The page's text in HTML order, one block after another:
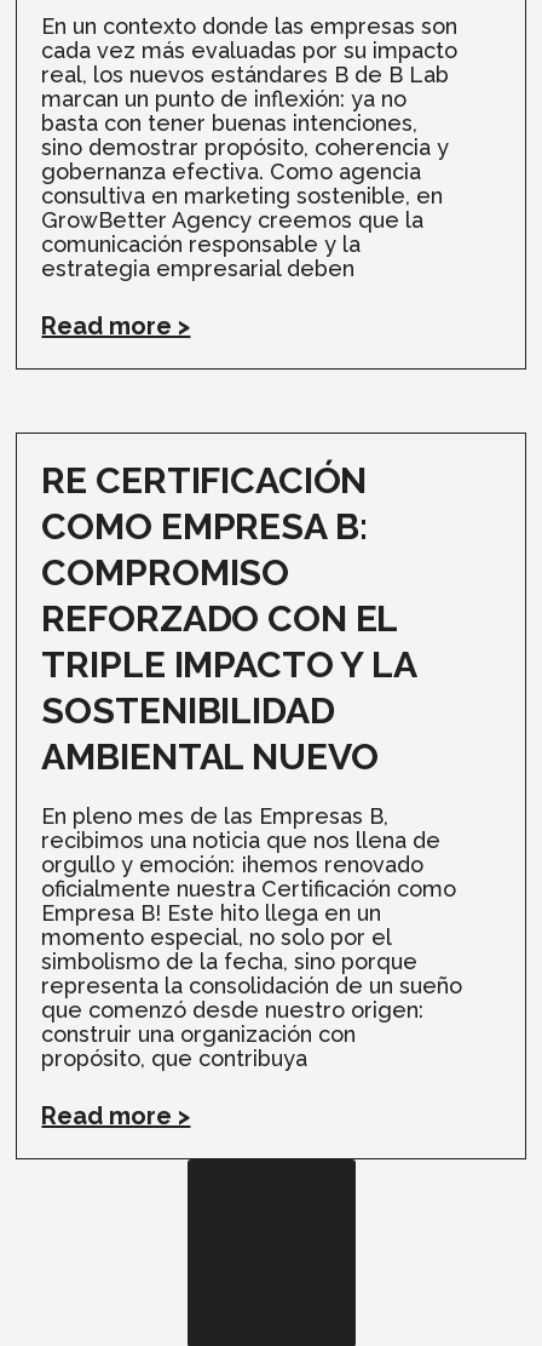
En un contexto donde las empresas son
cada vez más evaluadas por su impacto
real, los nuevos estándares B de B Lab
marcan un punto de inflexión: ya no
basta con tener buenas intenciones,
sino demostrar propósito, coherencia y
gobernanza efectiva. Como agencia
consultiva en marketing sostenible, en
GrowBetter Agency creemos que la
comunicación responsable y la
estrategia empresarial deben
Read more >
RE CERTIFICACIÓN
COMO EMPRESA B:
COMPROMISO
REFORZADO CON EL
TRIPLE IMPACTO Y LA
SOSTENIBILIDAD
AMBIENTAL NUEVO
En pleno mes de las Empresas B,
recibimos una noticia que nos llena de
orgullo y emoción: ¡hemos renovado
oficialmente nuestra Certificación como
Empresa B! Este hito llega en un
momento especial, no solo por el
simbolismo de la fecha, sino porque
representa la consolidación de un sueño
que comenzó desde nuestro origen:
construir una organización con
propósito, que contribuya
Read more >